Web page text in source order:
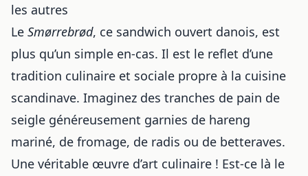
les autres
Le Smørrebrød, ce sandwich ouvert danois, est
plus qu’un simple en-cas. Il est le reflet d’une
tradition culinaire et sociale propre à la cuisine
scandinave. Imaginez des tranches de pain de
seigle généreusement garnies de hareng
mariné, de fromage, de radis ou de betteraves.
Une véritable œuvre d’art culinaire ! Est-ce là le